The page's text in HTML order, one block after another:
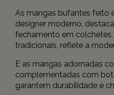
As mangas bufantes feito
designer moderno,
fechamento em
tradicionais, reflete a
E as mangas adornadas
complementadas com
garantem durabilidade e